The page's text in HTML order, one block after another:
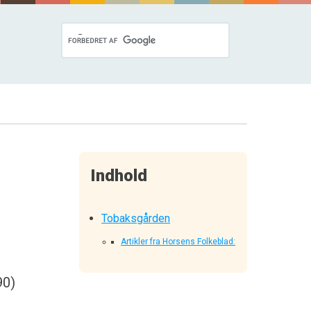
Indhold
Tobaksgården
Artikler fra Horsens Folkeblad: